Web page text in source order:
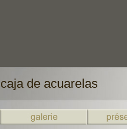
caja de acuarelas